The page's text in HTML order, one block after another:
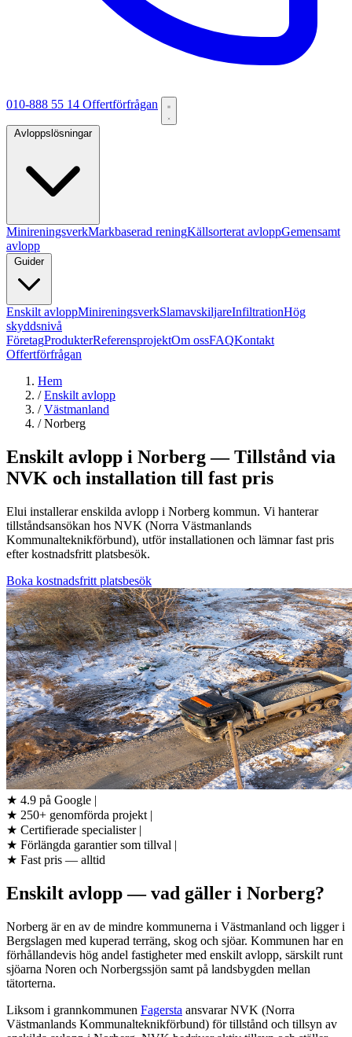
010-888 55 14 Offertförfrågan
Avloppslösningar
MinireningsverkMarkbaserad reningKällsorterat avloppGemensamt
avlopp
Guider
Enskilt avloppMinireningsverkSlamavskiljareInfiltrationHög
skyddsnivå
FöretagProdukterReferensprojektOm ossFAQKontakt
Offertförfrågan
Hem
/ Enskilt avlopp
/ Västmanland
/ Norberg
Enskilt avlopp i Norberg — Tillstånd via
NVK och installation till fast pris
Elui installerar enskilda avlopp i Norberg kommun. Vi hanterar
tillståndsansökan hos NVK (Norra Västmanlands
Kommunalteknikförbund), utför installationen och lämnar fast pris
efter kostnadsfritt platsbesök.
Boka kostnadsfritt platsbesök
★ 4.9 på Google |
★ 250+ genomförda projekt |
★ Certifierade specialister |
★ Förlängda garantier som tillval |
★ Fast pris — alltid
Enskilt avlopp — vad gäller i Norberg?
Norberg är en av de mindre kommunerna i Västmanland och ligger i
Bergslagen med kuperad terräng, skog och sjöar. Kommunen har en
förhållandevis hög andel fastigheter med enskilt avlopp, särskilt runt
sjöarna Noren och Norbergssjön samt på landsbygden mellan
tätorterna.
Liksom i grannkommunen Fagersta ansvarar NVK (Norra
Västmanlands Kommunalteknikförbund) för tillstånd och tillsyn av